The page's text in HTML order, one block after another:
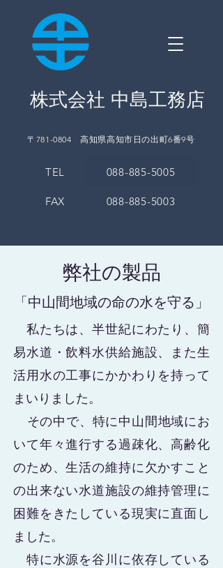
株式会社 中島工務店
〒781-0804 高知県高知市日の出町6番9号
TEL
FAX
088-885-5005
088-885-5003
弊社の製品
「中山間地域の命の水を守る」
私たちは、半世紀にわたり、簡
易水道・飲料水供給施設、また生
活用水の工事にかかわりを持って
まいりました。
​ その中で、特に中山間地域にお
いて年々進行する過疎化、高齢化
のため、生活の維持に欠かすこと
の出来ない水道施設の維持管理に
困難をきたしている現実に直面し
ました。
特に水源を谷川に依存している